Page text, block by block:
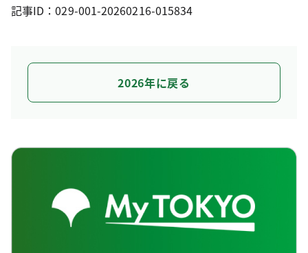
記事ID：029-001-20260216-015834
2026年に戻る